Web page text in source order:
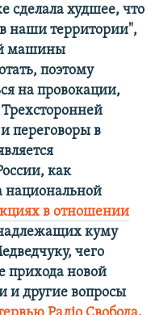
сделала худшее, что
наши территории",
машины
поэтому
на провокации,
переговоры в
как
национальной
в отношении
куму
чего
прихода новой
и другие вопросы